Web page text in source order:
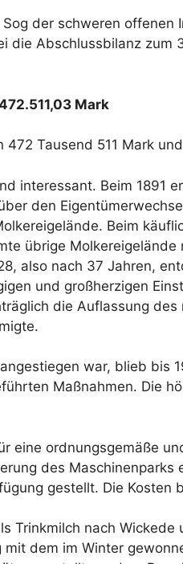
der schweren
Abschlussbilanz zum
Mark
Tausend 511 Mark
interessant. Beim 1891
den
Beim
übrige
also nach 37 Jahren,
und großherzigen
die Auflassung
war, blieb bis
Maßnahmen. Die
eine ordnungsgemäße
des
gestellt. Die Kosten
Trinkmilch nach
dem im Winter